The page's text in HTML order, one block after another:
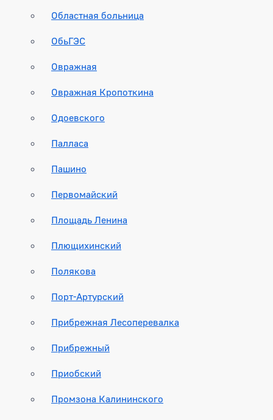
Областная больница
ОбьГЭС
Овражная
Овражная Кропоткина
Одоевского
Палласа
Пашино
Первомайский
Площадь Ленина
Плющихинский
Полякова
Порт-Артурский
Прибрежная Лесоперевалка
Прибрежный
Приобский
Промзона Калининского